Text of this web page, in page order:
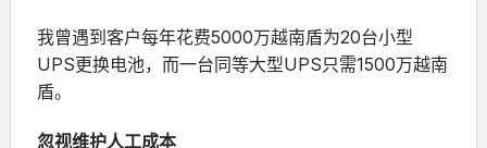
我曾遇到客户每年花费5000万越南盾为20台小型
UPS更换电池，而一台同等大型UPS只需1500万越南
盾。
忽视维护人工成本